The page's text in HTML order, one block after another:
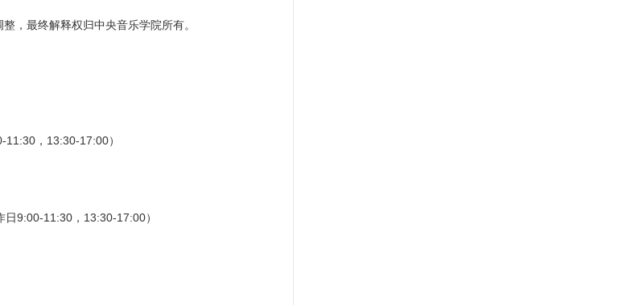
，最终解释权归中央音乐学院所有。
11:30，13:30-17:00）
日9:00-11:30，13:30-17:00）